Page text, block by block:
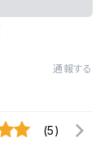
通報する
(5)